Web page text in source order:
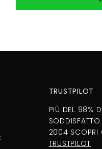
TRUSTPILOT
PIÙ DEL 98%
2004 SCOPRI
TRUSTPILOT